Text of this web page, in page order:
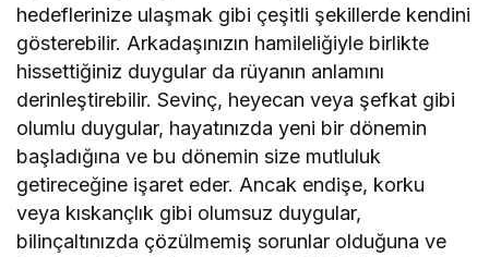
hedeflerinize ulaşmak gibi çeşitli şekillerde kendini
gösterebilir. Arkadaşınızın hamileliğiyle birlikte
hissettiğiniz duygular da rüyanın anlamını
derinleştirebilir. Sevinç, heyecan veya şefkat gibi
olumlu duygular, hayatınızda yeni bir dönemin
başladığına ve bu dönemin size mutluluk
getireceğine işaret eder. Ancak endişe, korku
veya kıskançlık gibi olumsuz duygular,
bilinçaltınızda çözülmemiş sorunlar olduğuna ve